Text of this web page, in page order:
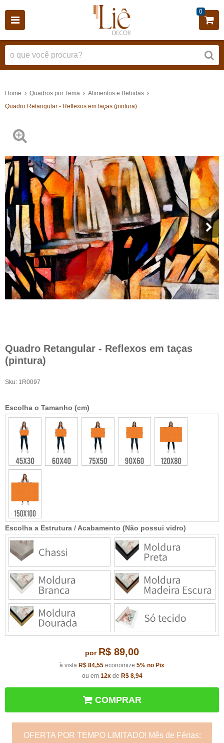
0
Home Quadros por Tema
Alimentos e Bebidas
Quadro Retangular - Reflexos em taças (pintura)
Quadro Retangular - Reflexos em taças
(pintura)
Sku: 1R0097
Escolha a Estrutura / Acabamento (Não possui vidro)
Escolha o Tamanho (cm)
por R$ 89,00
à vista R$ 84,55 economize 5% no Pix
ou em 12xde R$ 8,94
COMPRAR
OFERTA POR TEMPO LIMITADO! Mês de Férias: